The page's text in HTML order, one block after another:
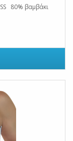
80% βαμβάκι